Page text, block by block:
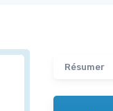
Résumer